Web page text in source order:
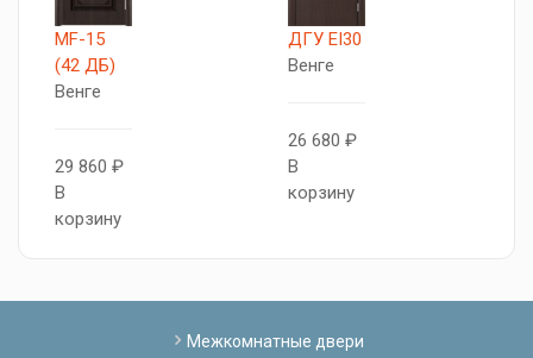
MF-15
(42 ДБ)
Венге
29 860 ₽
В
корзину
ДГУ EI30
Венге
26 680 ₽
В
корзину
Межкомнатные двери